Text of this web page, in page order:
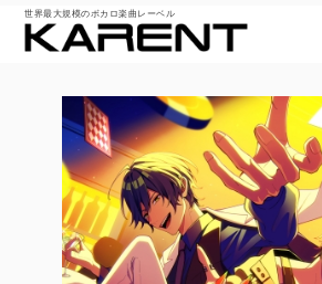
世界最大規模のボカロ楽曲レーベル